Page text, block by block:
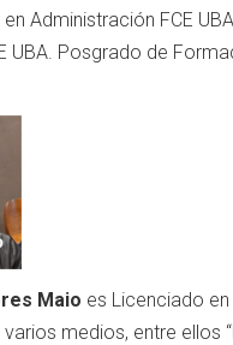
Administración FCE
UBA. Posgrado de
Maio es Licenciado
medios, entre ellos